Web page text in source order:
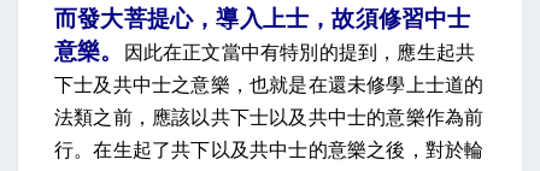
而發大菩提心，導入上士，故須修習中士
意樂。
因此在正文當中有特別的提到，應生起共
下士及共中士之意樂，也就是在還未修學上士道的
法類之前，應該以共下士以及共中士的意樂作為前
行。在生起了共下以及共中士的意樂之後，對於輪